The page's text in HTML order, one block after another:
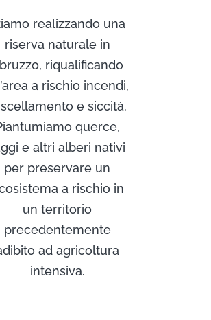
realizzando una
riserva naturale in
riqualificando
a rischio incendi,
e siccità.
querce,
e altri alberi nativi
per preservare un
a rischio in
un territorio
precedentemente
ad agricoltura
intensiva.